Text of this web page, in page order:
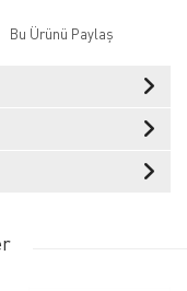
Bu Ürünü Paylaş